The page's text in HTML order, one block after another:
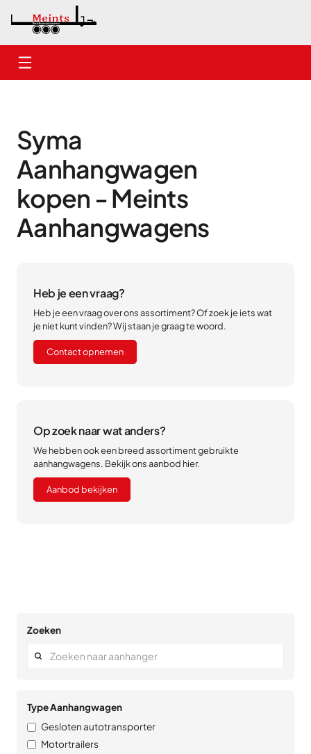
Gebruikte aanhangwagens
Verhuur
Onderhoud
Contact
Heb je een vraag?
Heb je een vraag over ons assortiment? Of zoek je iets wat
je niet kunt vinden? Wij staan je graag te woord.
Contact opnemen
Op zoek naar wat anders?
We hebben ook een breed assortiment gebruikte
aanhangwagens. Bekijk ons aanbod hier.
Aanbod bekijken
Syma
Aanhangwagen
kopen - Meints
Aanhangwagens
Zoeken
Type Aanhangwagen
Gesloten autotransporter
Motortrailers